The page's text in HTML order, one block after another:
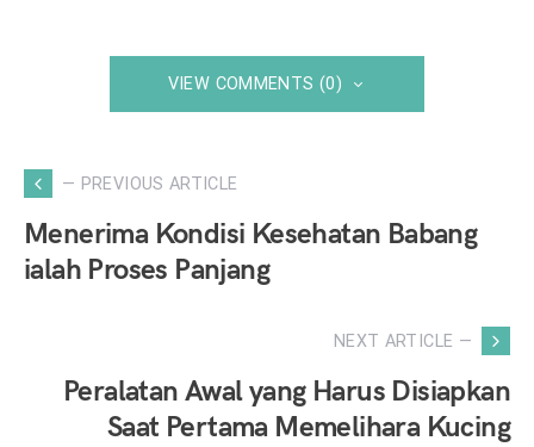
VIEW COMMENTS (0)
— PREVIOUS ARTICLE
Menerima Kondisi Kesehatan Babang
ialah Proses Panjang
NEXT ARTICLE —
Peralatan Awal yang Harus Disiapkan
Saat Pertama Memelihara Kucing